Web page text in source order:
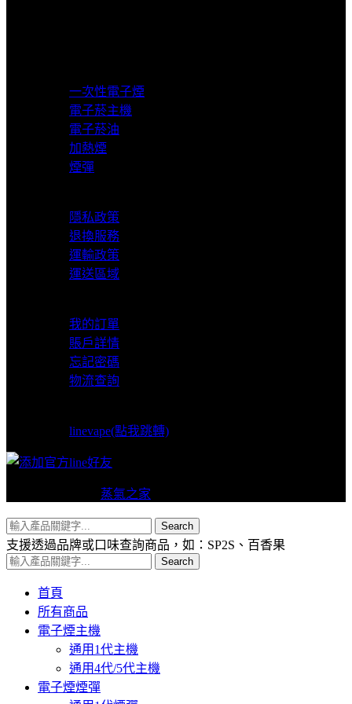
一次性電子煙
電子菸主機
電子菸油
加熱煙
煙彈
隱私政策
退換服務
運輸政策
運送區域
我的訂單
賬戶詳情
忘記密碼
物流查詢
linevape(點我跳轉)
蒸氣之家
Search
支援透過品牌或口味查詢商品，如：SP2S、百香果
Search
首頁
所有商品
電子煙主機
通用1代主機
通用4代/5代主機
電子煙煙彈